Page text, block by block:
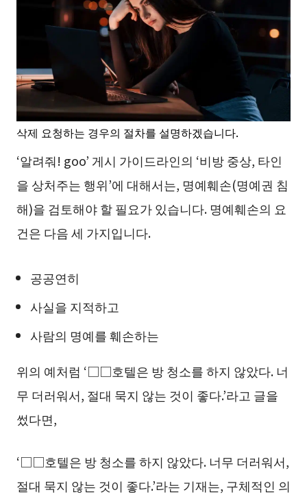
삭제 요청하는 경우의 절차를 설명하겠습니다.
‘알려줘! goo’ 게시 가이드라인의 ‘비방 중상, 타인
을 상처주는 행위’에 대해서는, 명예훼손(명예권 침
해)을 검토해야 할 필요가 있습니다. 명예훼손의 요
건은 다음 세 가지입니다.
공공연히
사실을 지적하고
사람의 명예를 훼손하는
위의 예처럼 ‘□□호텔은 방 청소를 하지 않았다. 너
무 더러워서, 절대 묵지 않는 것이 좋다.’라고 글을
썼다면,
‘□□호텔은 방 청소를 하지 않았다. 너무 더러워서,
절대 묵지 않는 것이 좋다.’라는 기재는, 구체적인 의